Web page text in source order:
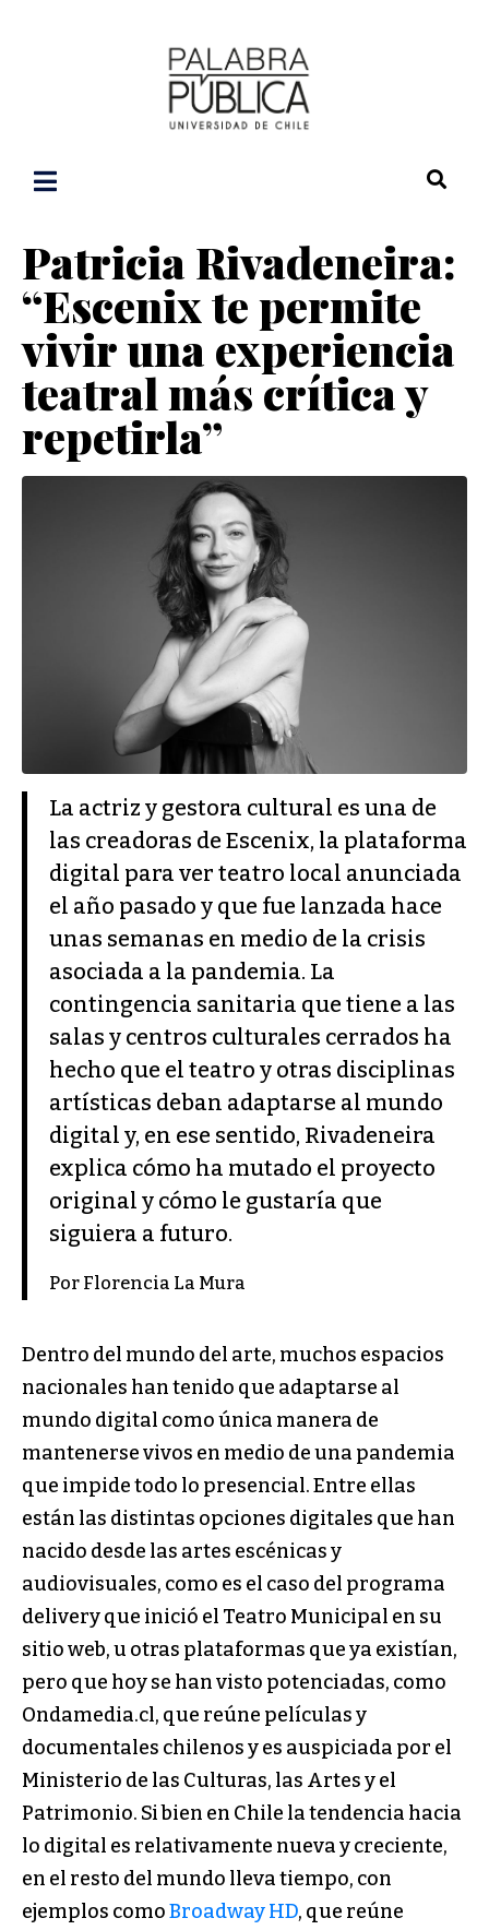
Patricia Rivadeneira:
“Escenix te permite
vivir una experiencia
teatral más crítica y
repetirla”
La actriz y gestora cultural es una de
las creadoras de Escenix, la plataforma
digital para ver teatro local anunciada
el año pasado y que fue lanzada hace
unas semanas en medio de la crisis
asociada a la pandemia. La
contingencia sanitaria que tiene a las
salas y centros culturales cerrados ha
hecho que el teatro y otras disciplinas
artísticas deban adaptarse al mundo
digital y, en ese sentido, Rivadeneira
explica cómo ha mutado el proyecto
original y cómo le gustaría que
siguiera a futuro.
Por Florencia La Mura
Dentro del mundo del arte, muchos espacios
nacionales han tenido que adaptarse al
mundo digital como única manera de
mantenerse vivos en medio de una pandemia
que impide todo lo presencial. Entre ellas
están las distintas opciones digitales que han
nacido desde las artes escénicas y
audiovisuales, como es el caso del programa
delivery que inició el Teatro Municipal en su
sitio web, u otras plataformas que ya existían,
pero que hoy se han visto potenciadas, como
Ondamedia.cl, que reúne películas y
documentales chilenos y es auspiciada por el
Ministerio de las Culturas, las Artes y el
Patrimonio. Si bien en Chile la tendencia hacia
lo digital es relativamente nueva y creciente,
en el resto del mundo lleva tiempo, con
ejemplos comoBroadway HD, que reúne